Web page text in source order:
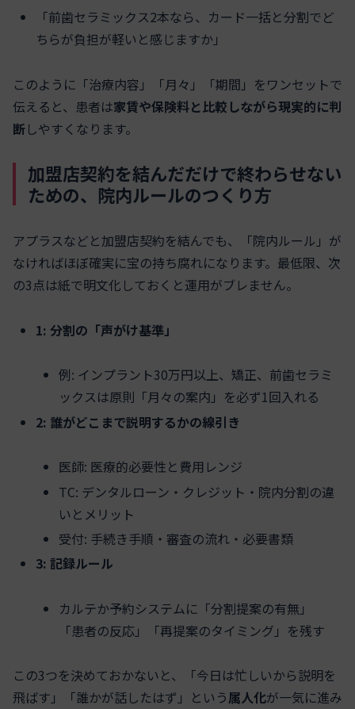
「前歯セラミックス2本なら、カード一括と分割でど
ちらが負担が軽いと感じますか」
このように「治療内容」「月々」「期間」をワンセットで
伝えると、患者は家賃や保険料と比較しながら現実的に判
断しやすくなります。
加盟店契約を結んだだけで終わらせない
ための、院内ルールのつくり方
アプラスなどと加盟店契約を結んでも、「院内ルール」が
なければほぼ確実に宝の持ち腐れになります。最低限、次
の3点は紙で明文化しておくと運用がブレません。
1: 分割の「声がけ基準」
例: インプラント30万円以上、矯正、前歯セラミ
ックスは原則「月々の案内」を必ず1回入れる
2: 誰がどこまで説明するかの線引き
医師: 医療的必要性と費用レンジ
TC: デンタルローン・クレジット・院内分割の違
いとメリット
受付: 手続き手順・審査の流れ・必要書類
3: 記録ルール
カルテか予約システムに「分割提案の有無」
「患者の反応」「再提案のタイミング」を残す
この3つを決めておかないと、「今日は忙しいから説明を
飛ばす」「誰かが話したはず」という属人化が一気に進み